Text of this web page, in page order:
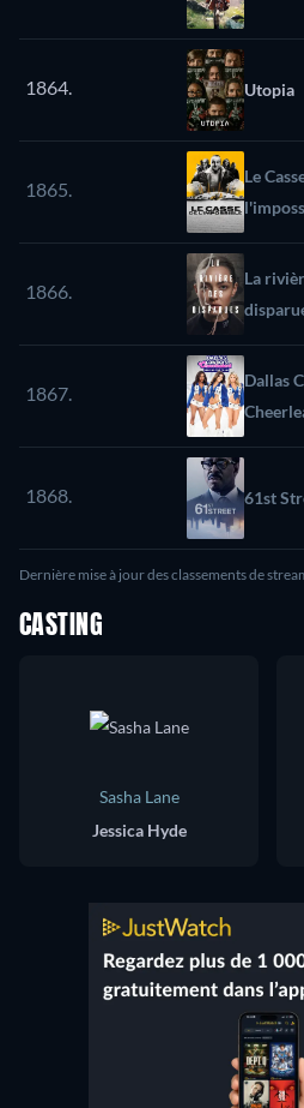
1864. Utopia
1865.
Le
1866.
La
1867.
Dallas
the
1868. 61st
Dernière mise à jour des classements de
CASTING
Sasha Lane
Jessica Hyde